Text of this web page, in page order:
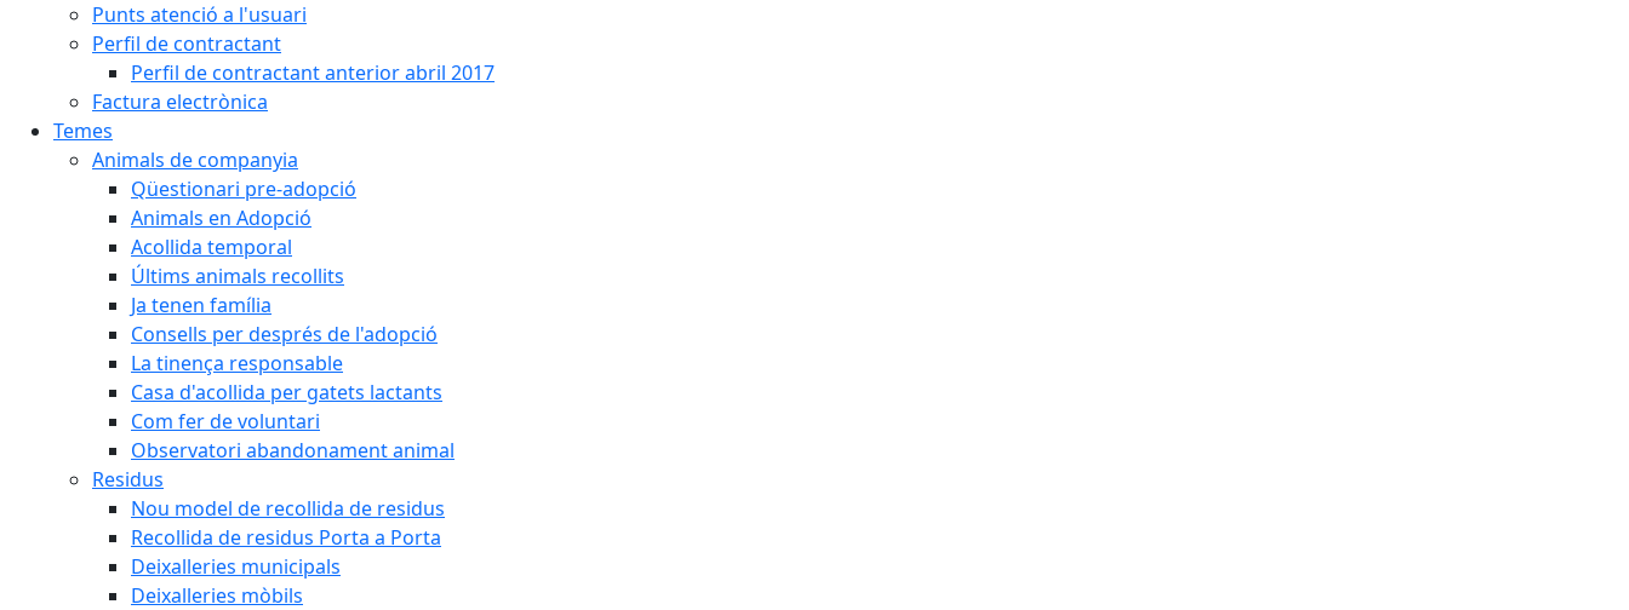
Punts atenció a l'usuari
Perfil de contractant
Perfil de contractant anterior abril 2017
Factura electrònica
Temes
Animals de companyia
Qüestionari pre-adopció
Animals en Adopció
Acollida temporal
Últims animals recollits
Ja tenen família
Consells per després de l'adopció
La tinença responsable
Casa d'acollida per gatets lactants
Com fer de voluntari
Observatori abandonament animal
Residus
Nou model de recollida de residus
Recollida de residus Porta a Porta
Deixalleries municipals
Deixalleries mòbils